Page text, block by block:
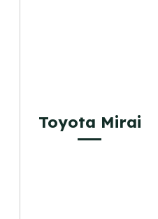
Toyota Mirai